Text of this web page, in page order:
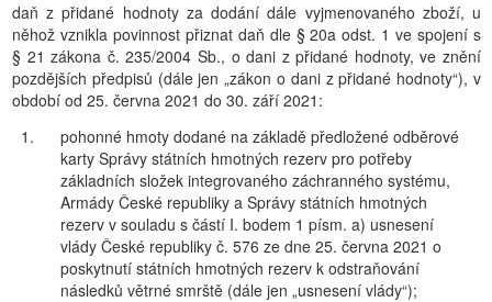
daň z přidané hodnoty za dodání dále vyjmenovaného zboží, u
něhož vznikla povinnost přiznat daň dle § 20a odst. 1 ve spojení s
§ 21 zákona č. 235/2004 Sb., o dani z přidané hodnoty, ve znění
pozdějších předpisů (dále jen „zákon o dani z přidané hodnoty“), v
období od 25. června 2021 do 30. září 2021:
1.
pohonné hmoty dodané na základě předložené odběrové
karty Správy státních hmotných rezerv pro potřeby
základních složek integrovaného záchranného systému,
Armády České republiky a Správy státních hmotných
rezerv v souladu s částí I. bodem 1 písm. a) usnesení
vlády České republiky č. 576 ze dne 25. června 2021 o
poskytnutí státních hmotných rezerv k odstraňování
následků větrné smrště (dále jen „usnesení vlády“);